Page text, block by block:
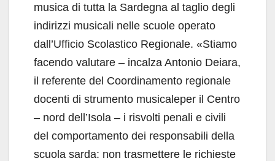
musica di tutta la Sardegna al taglio degli
indirizzi musicali nelle scuole operato
dall’Ufficio Scolastico Regionale. «Stiamo
facendo valutare – incalza Antonio Deiara,
il referente del Coordinamento regionale
docenti di strumento musicaleper il Centro
– nord dell’Isola – i risvolti penali e civili
del comportamento dei responsabili della
scuola sarda: non trasmettere le richieste